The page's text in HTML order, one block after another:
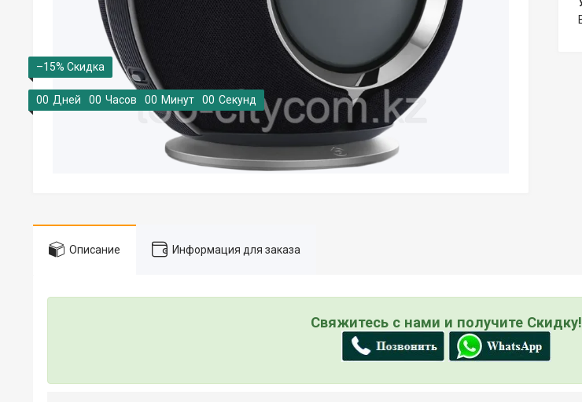
–15%
00 Дней 00 Часов 00 Минут 00 Секунд
Описание Информация для заказа
Свяжитесь с нами и получите Скидку!